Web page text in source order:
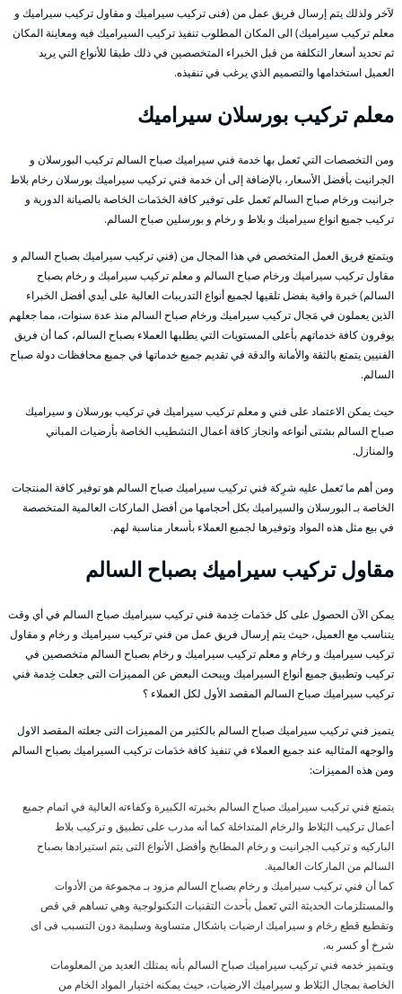
لآخر ولذلك يتم إرسال فريق عمل من (فنى تركيب سيراميك و مقاول تركيب سيراميك و
معلم تركيب سيراميك) الى المكان المطلوب تنفيذ تركيب السيراميك فيه ومعاينة المكان
ثم تحديد أسعار التكلفة من قبل الخبراء المتخصصين في ذلك طبقا للأنواع التي يريد
العميل استخدامها والتصميم الذي يرغب في تنفيذه.
معلمتركيب بورسلان سيراميك
ومن التخصصات التي تَعمل بها خدمة فني سيراميك صباح السالم تركيب البورسلان و
الجرانيت بأفضل الأسعار، بالإضافة إلى أن خدمة فني تركيب سيراميك بورسلان رخام بلاط
جرانيت ورخام صباح السالم تَعمل على توفير كافة الخدَمات الخاصة بالصيانة الدورية و
تركيب جميع انواع سيراميك و بلاط و رخام و بورسلين صباح السالم.
ويتمتع فريق العمل المتخصص في هذا المجال من (فني تركيب سيراميك بصباح السالم و
مقاول تركيب سيراميك ورخام صباح السالم و معلم تركيب سيراميك و رخام بصباح
السالم) خبرة وافية بفضل تلقيها لجميع أنواع التدريبات العالية على أيدي أفضل الخبراء
الذين يعملون في مَجال تركيب سيراميك ورخام صباح السالم منذ عدة سنوات، مما جعلهم
يوفرون كافة خدماتهم بأعلى المستويات التي يطلبها العملاء بصباح السالم، كما أن فريق
الفنيين يتمتع بالثقة والأمانة والدقة في تقديم جميع خدماتها في جميع محافظات دولة صباح
السالم.
حيث يمكن الاعتماد على فني و معلم تركيب سيراميك في تركيب بورسلان و سيراميك
صباح السالم بشتى أنواعه وانجاز كافة أعمال التشطيب الخاصة بأرضيات المباني
والمنازل.
ومن أهم ما تَعمل عليه شرِكة فني تركيب سيراميك صباح السالم هو توفير كافة المنتجات
الخاصة بـ البورسلان والسيراميك بكل أحجامها من أفضل الماركات العالمية المتخصصة
في بيع مثل هذه المواد وتوفيرها لجميع العملاء بأسعار مناسبة لهم.
مقاول تركيب سيراميك بصباح السالم
يمكن الآن الحصول على كل خدَمات خِدمة فني تركيب سيراميك صباح السالم في أي وقت
يتناسب مع العميل، حيث يتم إرسال فريق عمل من فني تركيب سيراميك و رخام و مقاول
تركيب سيراميك و رخام و معلم تركيب سيراميك و رخام بصباح السالم متخصصين في
تركيب وتطبيق جميع أنواع السيراميك ويبحث البعض عن المميزات التى جعلت خِدمة فني
تركيب سيراميك صباح السالم المقصد الأول لكل العملاء ؟
يتميز فني تركيب سيراميك صباح السالم بالكثير من المميزات التى جعلته المقصد الاول
والوجهه المثاليه عند جميع العملاء في تنفيذ كافة خدَمات تركيب السيراميك بصباح السالم
ومن هذه المميزات:
يتمتع فني تركيب سيراميك صباح السالم بخبرته الكبيرة وكفاءته العالية في اتمام جميع
أعمال تركيب البَلاط والرخام المتداخلة كما أنه مدرب على تطبيق و تركيب بلاط
الباركيه و تركيب الجرانيت و رخام المطابخ وأفضل الأنواع التى يتم استيرادها بصباح
السالم من الماركات العالمية.
كما أن فني تركيب سيراميك و رخام بصباح السالم مزود بـ مجموعة من الأدوات
والمستلزمات الحديثة التي تَعمل بأحدث التقنيات التكنولوجية وهي تساهم في قص
وتقطيع قطع رخام و سيراميك ارضيات باشكال متساوية وسليمة دون التسبب فى اى
شرخ أو كسر به.
ويتميز خدمه فني تركيب سيراميك صباح السالم بأنه يمتلك العديد من المعلومات
الخاصة بمجال البَلاط و سيراميك الارضيات، حيث يمكنه اختيار المواد الخام من